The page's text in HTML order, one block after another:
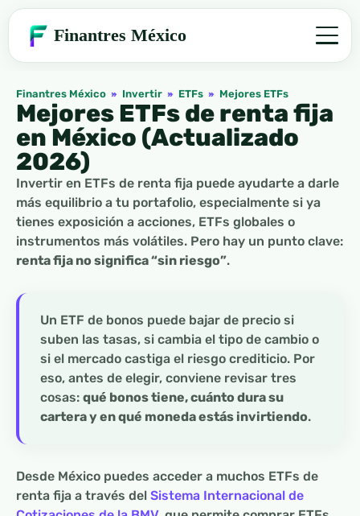
Finantres México
Finantres México » Invertir » ETFs » Mejores ETFs
Mejores ETFs de renta fija
en México (Actualizado
2026)
Invertir en ETFs de renta fija puede ayudarte a darle
más equilibrio a tu portafolio, especialmente si ya
tienes exposición a acciones, ETFs globales o
instrumentos más volátiles. Pero hay un punto clave:
renta fija no significa “sin riesgo”.
Un ETF de bonos puede bajar de precio si
suben las tasas, si cambia el tipo de cambio o
si el mercado castiga el riesgo crediticio. Por
eso, antes de elegir, conviene revisar tres
cosas: qué bonos tiene, cuánto dura su
cartera y en qué moneda estás invirtiendo.
Desde México puedes acceder a muchos ETFs de
renta fija a través del Sistema Internacional de